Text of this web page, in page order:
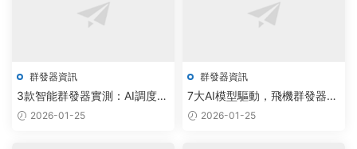
群發器資訊
3款智能群發器實測：AI調度技
術如何提升電報拉人效率30%
2026-01-25
群發器資訊
7大AI模型驅動，飛機群發器實
現99.9%消息精準觸達
2026-01-25